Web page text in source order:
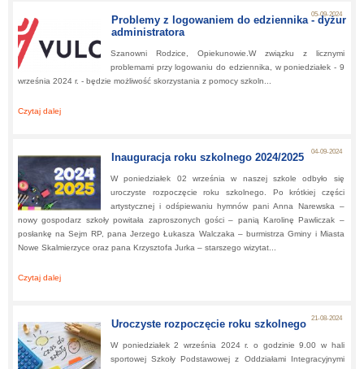
05-09-2024
Problemy z logowaniem do edziennika - dyżur
administratora
Szanowni Rodzice, Opiekunowie.W związku z licznymi
problemami przy logowaniu do edziennika, w poniedziałek - 9
września 2024 r. - będzie możliwość skorzystania z pomocy szkoln...
Czytaj dalej
04-09-2024
Inauguracja roku szkolnego 2024/2025
W poniedziałek 02 września w naszej szkole odbyło się
uroczyste rozpoczęcie roku szkolnego. Po krótkiej części
artystycznej i odśpiewaniu hymnów pani Anna Narewska –
nowy gospodarz szkoły powitała zaproszonych gości – panią Karolinę Pawliczak –
posłankę na Sejm RP, pana Jerzego Łukasza Walczaka – burmistrza Gminy i Miasta
Nowe Skalmierzyce oraz pana Krzysztofa Jurka – starszego wizytat...
Czytaj dalej
21-08-2024
Uroczyste rozpoczęcie roku szkolnego
W poniedziałek 2 września 2024 r. o godzinie 9.00 w hali
sportowej Szkoły Podstawowej z Oddziałami Integracyjnymi